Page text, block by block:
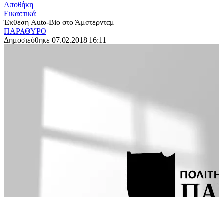
Αποθήκη
Εικαστικά
Έκθεση Auto-Bio στο Άμστερνταμ
ΠΑΡΑΘΥΡΟ
Δημοσιεύθηκε 07.02.2018 16:11